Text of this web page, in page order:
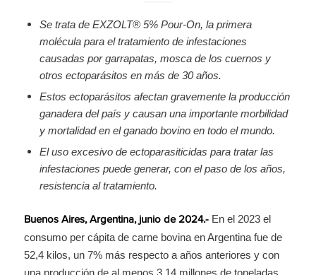
Se trata de EXZOLT® 5% Pour-On, la primera
molécula para el tratamiento de infestaciones
causadas por garrapatas, mosca de los cuernos y
otros ectoparásitos en más de 30 años.
Estos ectoparásitos afectan gravemente la producción
ganadera del país y causan una importante morbilidad
y mortalidad en el ganado bovino en todo el mundo.
El uso excesivo de ectoparasiticidas para tratar las
infestaciones puede generar, con el paso de los años,
resistencia al tratamiento.
Buenos Aires, Argentina, junio de 2024.-En el 2023 el
consumo per cápita de carne bovina en Argentina fue de
52,4 kilos, un 7% más respecto a años anteriores y con
una producción de al menos 3,14 millones de toneladas.